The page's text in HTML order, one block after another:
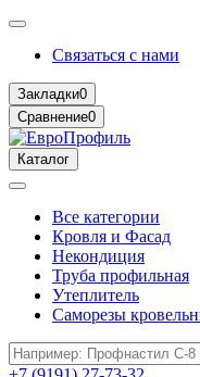
Связаться с нами
Закладки0
Сравнение0
Каталог
Все категории
Кровля и Фасад
Некондиция
Труба профильная
Утеплитель
Саморезы